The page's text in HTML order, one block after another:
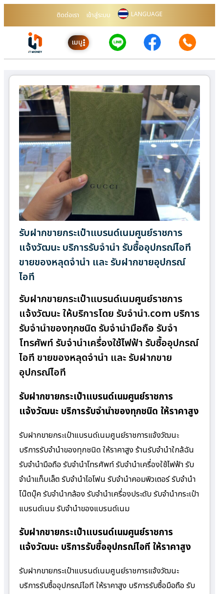
ติดต่อเรา เข้าสู่ระบบ LANGUAGE
เมนู
รับฝากขายกระเป๋าแบรนด์เนมศูนย์ราชการ
แจ้งวัฒนะ บริการรับจำนำ รับซื้ออุปกรณ์ไอที
ขายของหลุดจำนำ และ รับฝากขายอุปกรณ์
ไอที
รับฝากขายกระเป๋าแบรนด์เนมศูนย์ราชการ
แจ้งวัฒนะ ให้บริการโดย รับจํานํา.com บริการ
รับจำนำของทุกชนิด รับจำนำมือถือ รับจำ
โทรศัพท์ รับจำนำเครื่องใช้ไฟฟ้า รับซื้ออุปกรณ์
ไอที ขายของหลุดจำนำ และ รับฝากขาย
อุปกรณ์ไอที
รับฝากขายกระเป๋าแบรนด์เนมศูนย์ราชการ
แจ้งวัฒนะ บริการรับจำนำของทุกชนิด ให้ราคาสูง
รับฝากขายกระเป๋าแบรนด์เนมศูนย์ราชการแจ้งวัฒนะ
บริการรับจำนำของทุกชนิด ให้ราคาสูง ร้านรับจํานําใกล้ฉัน
รับจำนำมือถือ รับจำนำโทรศัพท์ รับจำนำเครื่องใช้ไฟฟ้า รับ
จำนำแท็บเล็ต รับจำนำไอโฟน รับจำนำคอมพิวเตอร์ รับจำนำ
โน๊ตบุ๊ค รับจำนำกล้อง รับจำนำเครื่องประดับ รับจำนำกระเป๋า
แบรนด์เนม รับจำนำของแบรนด์เนม
รับฝากขายกระเป๋าแบรนด์เนมศูนย์ราชการ
แจ้งวัฒนะ บริการรับซื้ออุปกรณ์ไอที ให้ราคาสูง
รับฝากขายกระเป๋าแบรนด์เนมศูนย์ราชการแจ้งวัฒนะ
บริการรับซื้ออุปกรณ์ไอที ให้ราคาสูง บริการรับซื้อมือถือ รับ